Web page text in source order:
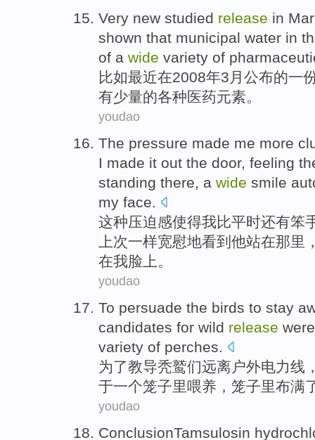
Very new studied release in
shown that municipal water in
of a wide variety of
比如最近在2008年3月 公布的一
有少量的各种医药元素。
youdao
The pressure made me more
I made it out the door, feeling
standing there, a wide smile
my face.
这种压迫感使得我比平时还有笨
上次一样宽慰地看到 他站在那里
在我脸上。
youdao
To persuade the birds to stay
candidates for wild release
variety of perches.
为了教导秃鹫们远离 户外电力线
于一个笼子里喂养，笼子里布满
youdao
ConclusionTamsulosin